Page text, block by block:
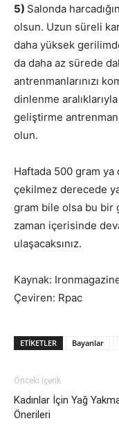
5) Salonda
olsun. Uzun süreli
daha yüksek
da daha az sürede
antrenmanlarınızı
dinlenme
geliştirme
olun.
Haftada 500 gram ya
çekilmez derecede
gram bile olsa bu bir
zaman içerisinde
ulaşacaksınız.
Kaynak:
Çeviren: Rpac
ETIKETLER Bayanlar
Önceki İçerik
Kadınlar İçin Yağ
Önerileri